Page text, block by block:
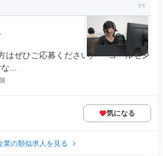
はぜひご応募ください／ ・コールセン
...
気になる
業の類似求人を見る